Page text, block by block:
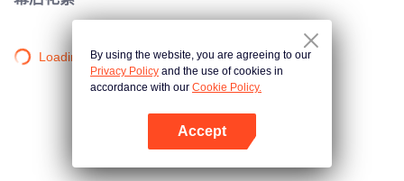
Loading…By using the website, you are agreeing to our
Privacy Policy and the use of cookies in
accordance with our Cookie Policy.
Accept